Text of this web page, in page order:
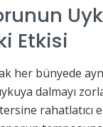
Etkisi
her bünyede
dalmayı